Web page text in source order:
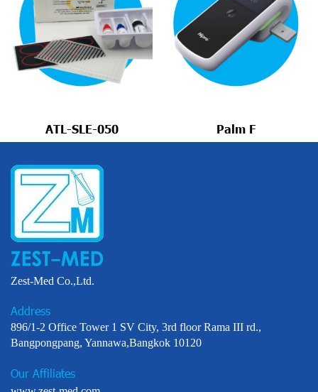
ATL-SLE-050 Palm F
Zest-Med Co.,Ltd.
Address
896/1-2 Office Tower 1 SV City, 3rd floor Rama III rd.,
Bangpongpang, Yannawa,Bangkok 10120
Our Affiliates